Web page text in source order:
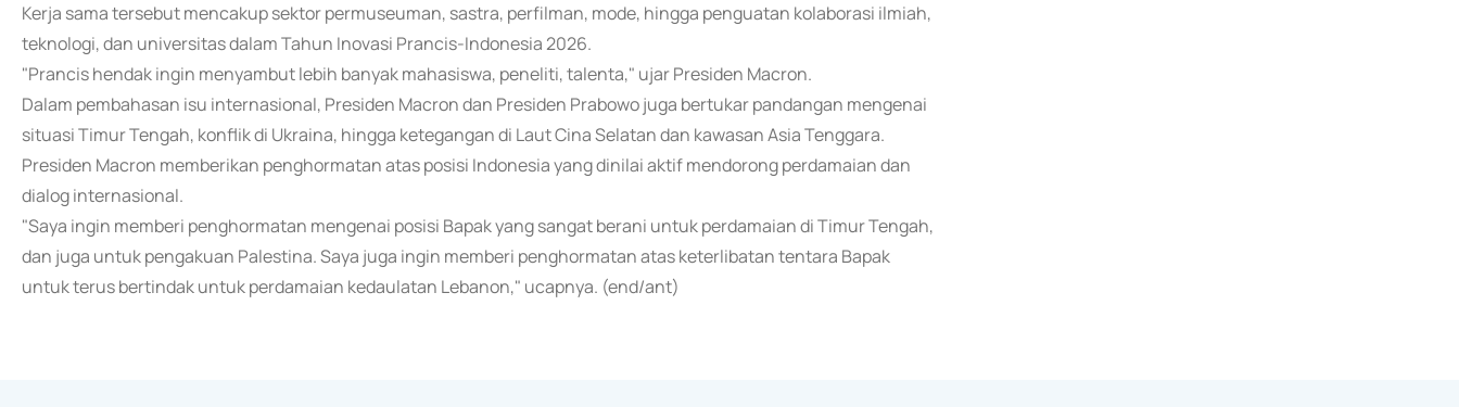
Kerja sama tersebut mencakup sektor permuseuman, sastra, perfilman, mode, hingga penguatan kolaborasi ilmiah,
teknologi, dan universitas dalam Tahun Inovasi Prancis-Indonesia 2026.
"Prancis hendak ingin menyambut lebih banyak mahasiswa, peneliti, talenta," ujar Presiden Macron.
Dalam pembahasan isu internasional, Presiden Macron dan Presiden Prabowo juga bertukar pandangan mengenai
situasi Timur Tengah, konflik di Ukraina, hingga ketegangan di Laut Cina Selatan dan kawasan Asia Tenggara.
Presiden Macron memberikan penghormatan atas posisi Indonesia yang dinilai aktif mendorong perdamaian dan
dialog internasional.
"Saya ingin memberi penghormatan mengenai posisi Bapak yang sangat berani untuk perdamaian di Timur Tengah,
dan juga untuk pengakuan Palestina. Saya juga ingin memberi penghormatan atas keterlibatan tentara Bapak
untuk terus bertindak untuk perdamaian kedaulatan Lebanon," ucapnya. (end/ant)